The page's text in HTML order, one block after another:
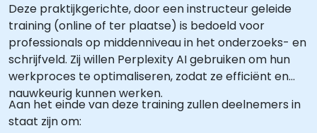
Deze praktijkgerichte, door een instructeur geleide
training (online of ter plaatse) is bedoeld voor
professionals op middenniveau in het onderzoeks- en
schrijfveld. Zij willen Perplexity AI gebruiken om hun
werkproces te optimaliseren, zodat ze efficiënt en
nauwkeurig kunnen werken.
Aan het einde van deze training zullen deelnemers in
staat zijn om: